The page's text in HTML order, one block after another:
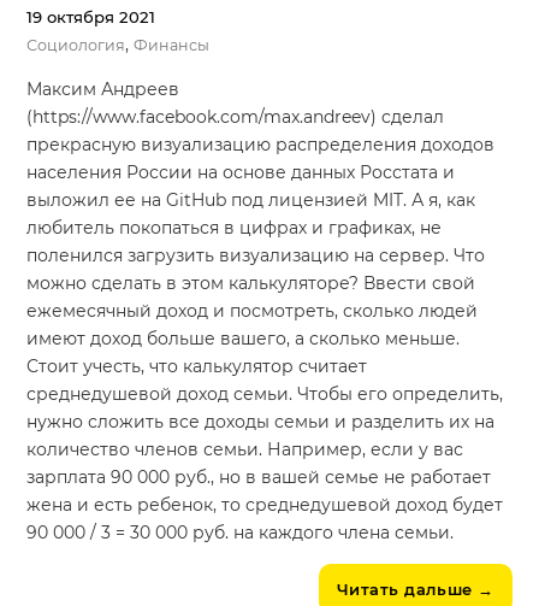
19 октября 2021
Социология,Финансы
Максим Андреев
(https://www.facebook.com/max.andreev) cделал
прекрасную визуализацию распределения доходов
населения России на основе данных Росстата и
выложил ее на GitHub под лицензией MIT. А я, как
любитель покопаться в цифрах и графиках, не
поленился загрузить визуализацию на сервер. Что
можно сделать в этом калькуляторе? Ввести свой
ежемесячный доход и посмотреть, сколько людей
имеют доход больше вашего, а сколько меньше.
Стоит учесть, что калькулятор считает
среднедушевой доход семьи. Чтобы его определить,
нужно сложить все доходы семьи и разделить их на
количество членов семьи. Например, если у вас
зарплата 90 000 руб., но в вашей семье не работает
жена и есть ребенок, то среднедушевой доход будет
90 000 / 3 = 30 000 руб. на каждого члена семьи.
Читать дальше →